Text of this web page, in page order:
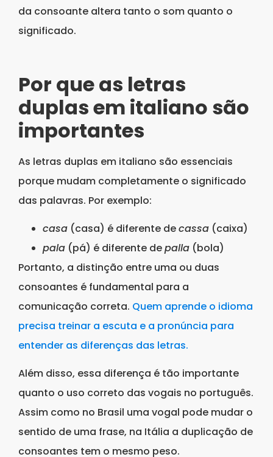
da consoante altera tanto o som quanto o
significado.
Por que as letras
duplas em italiano são
importantes
As letras duplas em italiano são essenciais
porque mudam completamente o significado
das palavras. Por exemplo:
casa (casa) é diferente decassa (caixa)
pala (pá) é diferente depalla (bola)
Portanto, a distinção entre uma ou duas
consoantes é fundamental para a
comunicação correta. Quem aprende o idioma
precisa treinar a escuta e a pronúncia para
entender as diferenças das letras.
Além disso, essa diferença é tão importante
quanto o uso correto das vogais no português.
Assim como no Brasil uma vogal pode mudar o
sentido de uma frase, na Itália a duplicação de
consoantes tem o mesmo peso.